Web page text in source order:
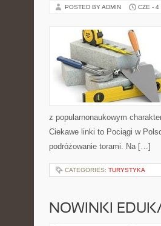
POSTED BY ADMIN CZE - 4
z popularnonaukowym
Ciekawe linki to Pociągi w
podróżowanie torami. Na […]
CATEGORIES: TURYSTYKA
NOWINKI